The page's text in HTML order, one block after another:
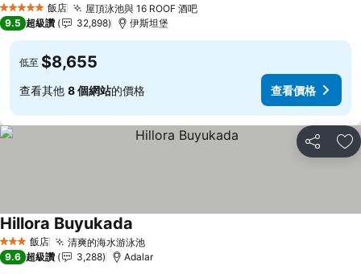
5 星級 飯店 屋頂泳池與 16 ROOF 酒吧
9.5 超級讚 32,898 伊斯坦堡
低至 $8,655
查看其他 8 個網站的價格 查看價格
分享 加
3 星級 飯店 清爽的海水游泳池
Hillora Buyukada
9.6 超級讚 3,288 Adalar